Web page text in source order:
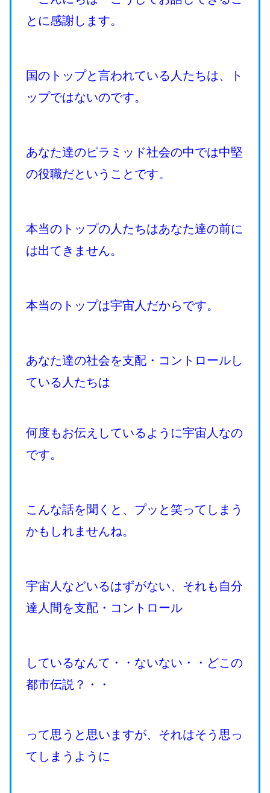
とに感謝します。
国のトップと言われている人たちは、ト
ップではないのです。
あなた達のピラミッド社会の中では中堅
の役職だということです。
本当のトップの人たちはあなた達の前に
は出てきません。
本当のトップは宇宙人だからです。
あなた達の社会を支配・コントロールし
ている人たちは
何度もお伝えしているように宇宙人なの
です。
こんな話を聞くと、プッと笑ってしまう
かもしれませんね。
宇宙人などいるはずがない、それも自分
達人間を支配・コントロール
しているなんて・・ないない・・どこの
都市伝説？・・
って思うと思いますが、それはそう思っ
てしまうように